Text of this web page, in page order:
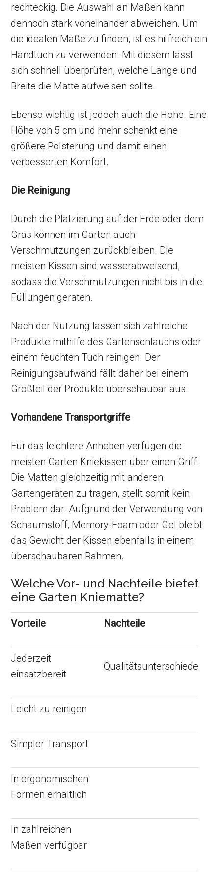
rechteckig. Die Auswahl an Maßen kann
dennoch stark voneinander abweichen. Um
die idealen Maße zu finden, ist es hilfreich ein
Handtuch zu verwenden. Mit diesem lässt
sich schnell überprüfen, welche Länge und
Breite die Matte aufweisen sollte.
Ebenso wichtig ist jedoch auch die Höhe. Eine
Höhe von 5 cm und mehr schenkt eine
größere Polsterung und damit einen
verbesserten Komfort.
Die Reinigung
Durch die Platzierung auf der Erde oder dem
Gras können im Garten auch
Verschmutzungen zurückbleiben. Die
meisten Kissen sind wasserabweisend,
sodass die Verschmutzungen nicht bis in die
Füllungen geraten.
Nach der Nutzung lassen sich zahlreiche
Produkte mithilfe des Gartenschlauchs oder
einem feuchten Tuch reinigen. Der
Reinigungsaufwand fällt daher bei einem
Großteil der Produkte überschaubar aus.
Vorhandene Transportgriffe
Für das leichtere Anheben verfügen die
meisten Garten Kniekissen über einen Griff.
Die Matten gleichzeitig mit anderen
Gartengeräten zu tragen, stellt somit kein
Problem dar. Aufgrund der Verwendung von
Schaumstoff, Memory-Foam oder Gel bleibt
das Gewicht der Kissen ebenfalls in einem
überschaubaren Rahmen.
Welche Vor- und Nachteile bietet
eine Garten Kniematte?
Vorteile Nachteile
Jederzeit
einsatzbereit
Qualitätsunterschiede
Leicht zu reinigen
Simpler Transport
In ergonomischen
Formen erhältlich
In zahlreichen
Maßen verfügbar